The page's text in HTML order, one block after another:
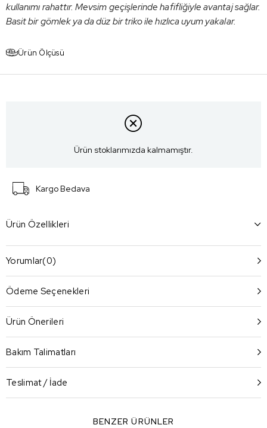
kullanımı rahattır. Mevsim geçişlerinde hafifliğiyle avantaj sağlar.
Basit bir gömlek ya da düz bir triko ile hızlıca uyum yakalar.
Ürün Ölçüsü
Ürün stoklarımızda kalmamıştır.
Kargo Bedava
Ürün Özellikleri
Yorumlar(0)
Ödeme Seçenekleri
Ürün Önerileri
Bakım Talimatları
Teslimat / İade
BENZER ÜRÜNLER